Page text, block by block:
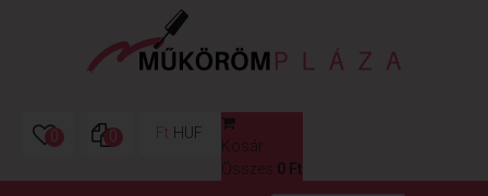
0 0 Ft HUF
Kosár
Összes: 0 Ft